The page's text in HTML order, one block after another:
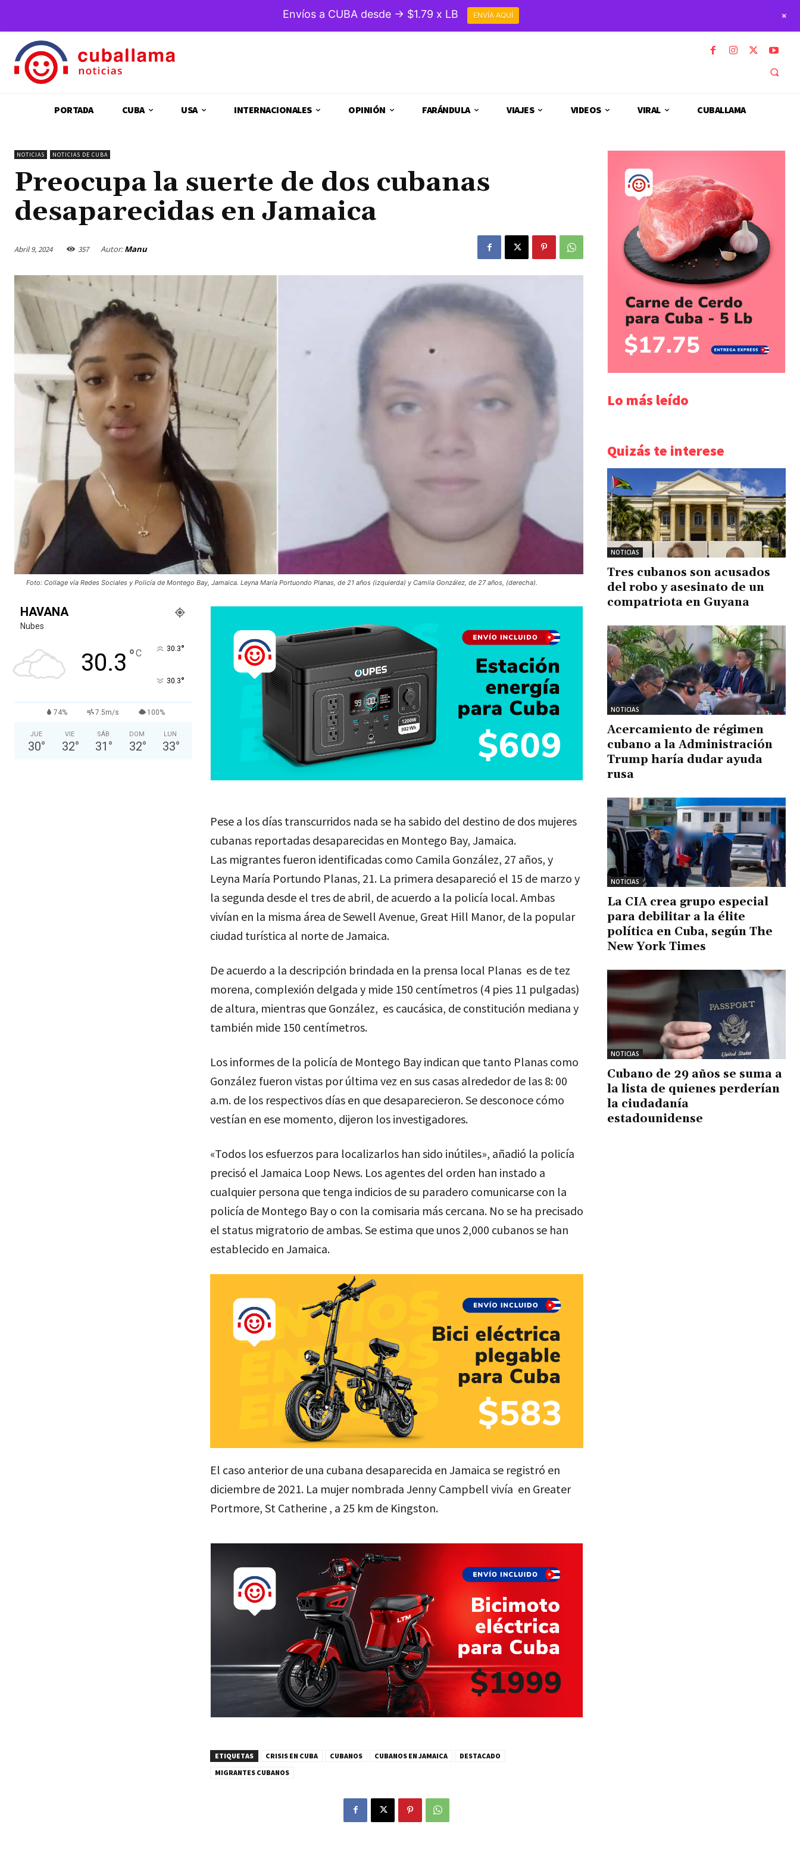
PORTADA CUBA USA INTERNACIONALES OPINIÓN FARÁNDULA VIAJES VIDEOS VIRAL CUBALLAMA
NOTICIAS NOTICIAS DE CUBA
Preocupa la suerte de dos cubanas
desaparecidas en Jamaica
Abril 9, 2024 357 Autor: Manu
Foto: Collage vía Redes Sociales y Policía de Montego Bay, Jamaica. Leyna María Portuondo Planas, de 21 años (izquierda) y Camila González, de 27 años, (derecha).
HAVANA
Nubes
30.3 °C 30.3°
30.3°
74% 7.5m/s 100%
JUE
30°
VIE
32°
SÁB
31 °
DOM
32°
LUN
33°
Pese a los días transcurridos nada se ha sabido del destino de dos mujeres
cubanas reportadas desaparecidas en Montego Bay, Jamaica.
Las migrantes fueron identificadas como Camila González, 27 años, y
Leyna María Portundo Planas, 21. La primera desapareció el 15 de marzo y
la segunda desde el tres de abril, de acuerdo a la policía local. Ambas
vivían en la misma área de Sewell Avenue, Great Hill Manor, de la popular
ciudad turística al norte de Jamaica.
De acuerdo a la descripción brindada en la prensa local Planas es de tez
morena, complexión delgada y mide 150 centímetros (4 pies 11 pulgadas)
de altura, mientras que González, es caucásica, de constitución mediana y
también mide 150 centímetros.
Los informes de la policía de Montego Bay indican que tanto Planas como
González fueron vistas por última vez en sus casas alrededor de las 8: 00
a.m. de los respectivos días en que desaparecieron. Se desconoce cómo
vestían en ese momento, dijeron los investigadores.
«Todos los esfuerzos para localizarlos han sido inútiles», añadió la policía
precisó el Jamaica Loop News. Los agentes del orden han instado a
cualquier persona que tenga indicios de su paradero comunicarse con la
policía de Montego Bay o con la comisaria más cercana. No se ha precisado
el status migratorio de ambas. Se estima que unos 2,000 cubanos se han
establecido en Jamaica.
El caso anterior de una cubana desaparecida en Jamaica se registró en
diciembre de 2021. La mujer nombrada Jenny Campbell vivía en Greater
Portmore, St Catherine , a 25 km de Kingston.
ETIQUETAS CRISIS EN CUBA CUBANOS CUBANOS EN JAMAICA
DESTACADO
MIGRANTES CUBANOS
Lo más leído
Quizás te interese
NOTICIAS
Tres cubanos son acusados
del robo y asesinato de un
compatriota en Guyana
NOTICIAS
Acercamiento de régimen
cubano a la Administración
Trump haría dudar ayuda
rusa
NOTICIAS
La CIA crea grupo especial
para debilitar a la élite
política en Cuba, según The
New York Times
NOTICIAS
Cubano de 29 años se suma a
la lista de quienes perderían
la ciudadanía
estadounidense
Envíos a CUBA desde → $1.79 x LB ENVÍA AQUÍ +